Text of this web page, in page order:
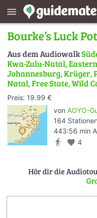
menu
Bourke’s Luck
Aus dem Audiowalk
Kwa-Zulu-Natal,
Johannesburg, Krüger,
Natal, Free State, Wild
Preis: 19.99 €
von AOYO-
164 Stationen
443:56 min
directions_walk favorite 4
Hör dir die